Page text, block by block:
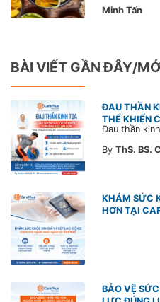
Minh Tấn
BÀI VIẾT GẦN ĐÂY/
ĐAU THẦN
THỂ KHIẾN
By ThS. BS.
KHÁM SỨC
HƠN TẠI
BẢO VỆ